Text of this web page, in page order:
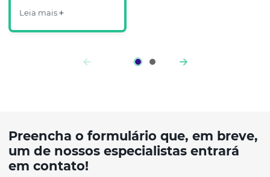
Leia mais
Preencha o formulário que, em breve,
um de nossos especialistas entrará
em contato!